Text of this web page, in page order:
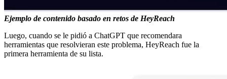
Ejemplo de contenido basado en retos de HeyReach
Luego, cuando se le pidió a ChatGPT que recomendara
herramientas que resolvieran este problema, HeyReach fue la
primera herramienta de su lista.